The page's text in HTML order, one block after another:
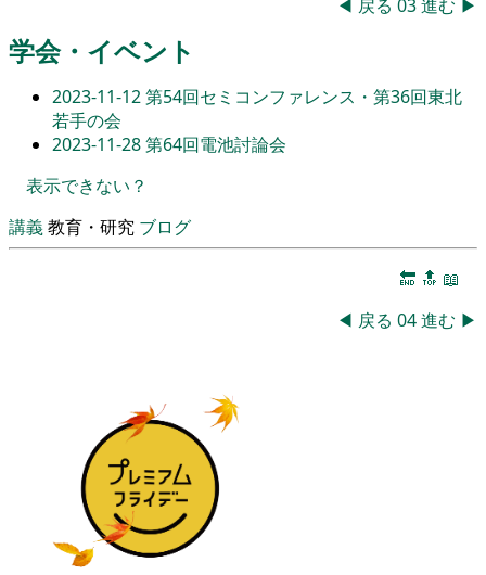
◀ 戻る 03進む ▶
学会・イベント
2023-11-12第54回セミコンファレンス・第36回東北
若手の会
2023-11-28第64回電池討論会
表示できない？
講義教育・研究 ブログ
🔚 🔝 📖
◀ 戻る 04進む ▶